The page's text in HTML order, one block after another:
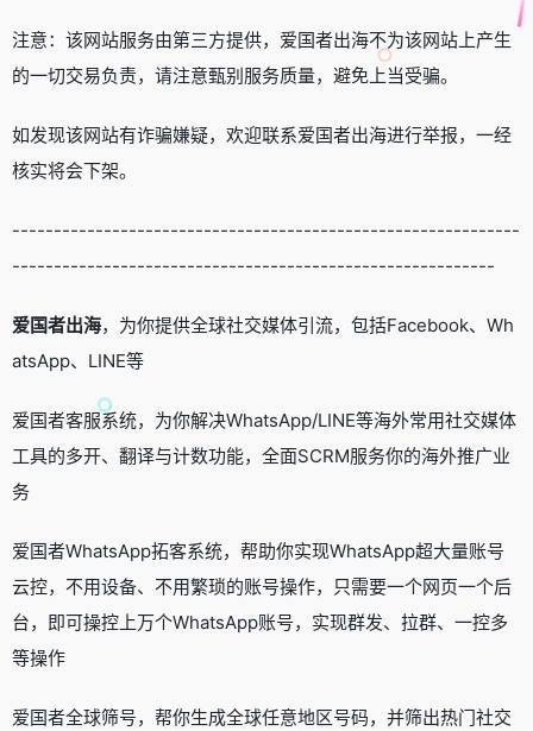
注意：该网站服务由第三方提供，爱国者出海不为该网站上产生
的一切交易负责，请注意甄别服务质量，避免上当受骗。
如发现该网站有诈骗嫌疑，欢迎联系爱国者出海进行举报，一经
核实将会下架。
-------------------------------------------------------------
----------------------------------------------------------
爱国者出海，为你提供全球社交媒体引流，包括Facebook、Wh
atsApp、LINE等
爱国者客服系统，为你解决WhatsApp/LINE等海外常用社交媒体
工具的多开、翻译与计数功能，全面SCRM服务你的海外推广业
务
爱国者WhatsApp拓客系统，帮助你实现WhatsApp超大量账号
云控，不用设备、不用繁琐的账号操作，只需要一个网页一个后
台，即可操控上万个WhatsApp账号，实现群发、拉群、一控多
等操作
爱国者全球筛号，帮你生成全球任意地区号码，并筛出热门社交